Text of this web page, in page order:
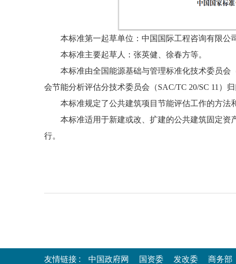
本标准第一起草单位：中国国际工程咨询有限公
本标准主要起草人：张英健、徐春方等。
本标准由全国能源基础与管理标准化技术委员会
会节能分析评估分技术委员会（SAC/TC 20/SC 11）归
本标准规定了公共建筑项目节能评估工作的方法
本标准适用于新建或改、扩建的公共建筑固定资
行。